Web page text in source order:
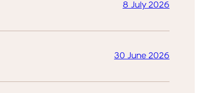
8 July 2026
30 June 2026